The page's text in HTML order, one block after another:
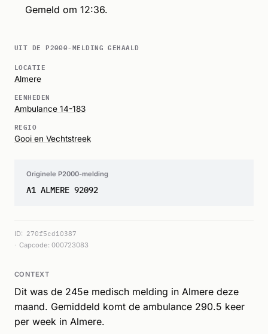
Gemeld om 12:36.
UIT DE P2000-MELDING GEHAALD
LOCATIE
Almere
EENHEDEN
Ambulance 14-183
REGIO
Gooi en Vechtstreek
Originele P2000-melding
A1 ALMERE 92092
ID: 270f5cd10387
Capcode: 000723083
CONTEXT
Dit was de 245e medisch melding in Almere deze
maand. Gemiddeld komt de ambulance 290.5 keer
per week in Almere.